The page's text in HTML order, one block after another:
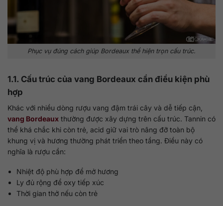
Phục vụ đúng cách giúp Bordeaux thể hiện trọn cấu trúc.
1.1. Cấu trúc của vang Bordeaux cần điều kiện phù
hợp
Khác với nhiều dòng rượu vang đậm trái cây và dễ tiếp cận,
vang Bordeaux thường được xây dựng trên cấu trúc. Tannin có
thể khá chắc khi còn trẻ, acid giữ vai trò nâng đỡ toàn bộ
khung vị và hương thường phát triển theo tầng. Điều này có
nghĩa là rượu cần:
Nhiệt độ phù hợp để mở hương
Ly đủ rộng để oxy tiếp xúc
Thời gian thở nếu còn trẻ